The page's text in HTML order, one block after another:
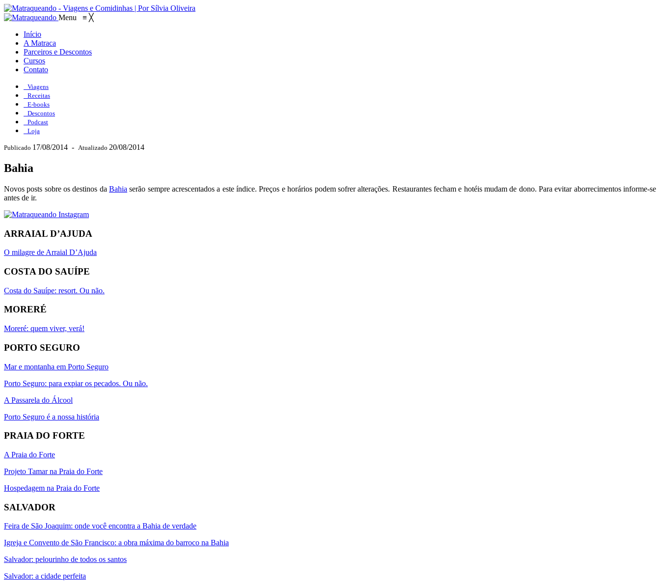
Menu ≡ ╳
Início
A Matraca
Parceiros e Descontos
Cursos
Contato
Viagens
Receitas
E-books
Descontos
Podcast
Loja
Publicado 17/08/2014 - Atualizado 20/08/2014
Bahia
Novos posts sobre os destinos daBahia serão sempre acrescentados a este índice. Preços e horários podem sofrer alterações. Restaurantes fecham e hotéis mudam de dono. Para evitar aborrecimentos informe-se
antes de ir.
ARRAIAL D’AJUDA
O milagre de Arraial D’Ajuda
COSTA DO SAUÍPE
Costa do Sauípe: resort. Ou não.
MORERÉ
Moreré: quem viver, verá!
PORTO SEGURO
Mar e montanha em Porto Seguro
Porto Seguro: para expiar os pecados. Ou não.
A Passarela do Álcool
Porto Seguro é a nossa história
PRAIA DO FORTE
A Praia do Forte
Projeto Tamar na Praia do Forte
Hospedagem na Praia do Forte
SALVADOR
Feira de São Joaquim: onde você encontra a Bahia de verdade
Igreja e Convento de São Francisco: a obra máxima do barroco na Bahia
Salvador: pelourinho de todos os santos
Salvador: a cidade perfeita